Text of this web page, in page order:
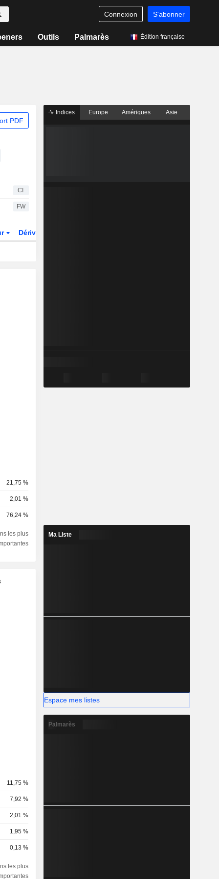
Connexion S'abonner
Outils Palmarès Édition française
PDF
CI
FW
Dérivés
21,75 %
2,01 %
76,24 %
les plus
11,75 %
7,92 %
2,01 %
1,95 %
0,13 %
les plus
Indices Europe Amériques Asie
Ma Liste
Espace mes listes
Palmarès